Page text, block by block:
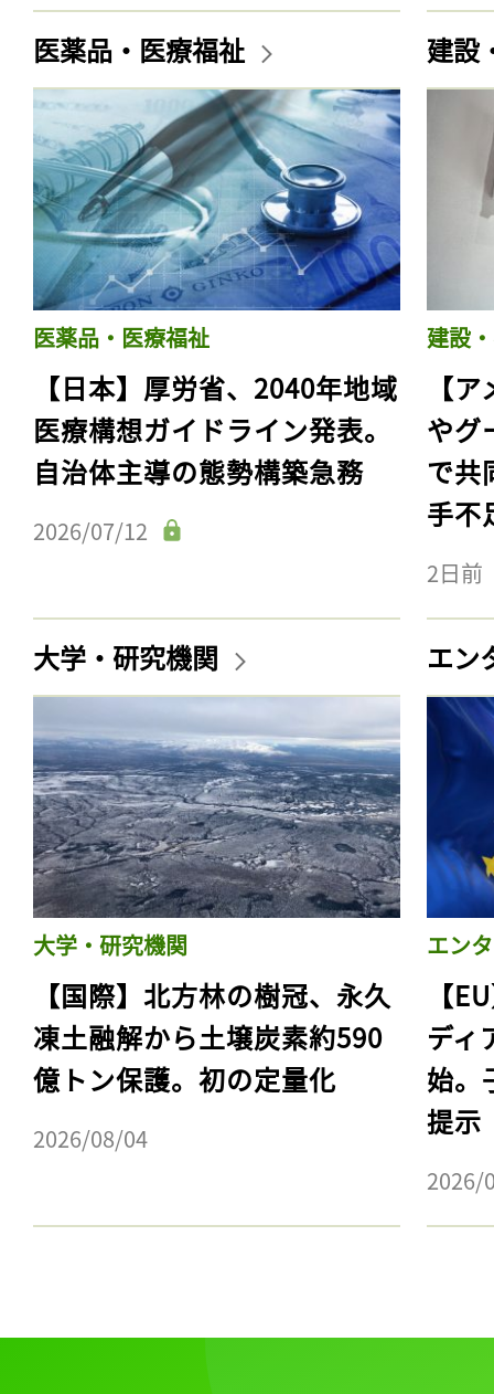
医薬品・医療福祉
医薬品・医療福祉
【日本】厚労省、2040年地域
医療構想ガイドライン発表。
自治体主導の態勢構築急務
2026/07/12
建設
建設
【
やグ
で共
手不
2日前
大学・研究機関
大学・研究機関
【国際】北方林の樹冠、永久
凍土融解から土壌炭素約590
億トン保護。初の定量化
2026/08/04
エン
エン
【
ディ
始。
提示
2026/